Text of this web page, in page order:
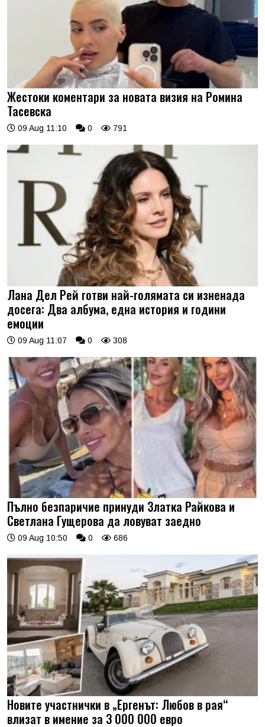
Жестоки коментари за новата визия на Ромина
Тасевска
09 Aug 11:10 0 791
Лана Дел Рей готви най-голямата си изненада
досега: Два албума, една история и години
емоции
09 Aug 11:07 0 308
Пълно безпаричие принуди Златка Райкова и
Светлана Гущерова да ловуват заедно
09 Aug 10:50 0 686
Новите участнички в „Ергенът: Любов в рая“
влизат в имение за 3 000 000 евро